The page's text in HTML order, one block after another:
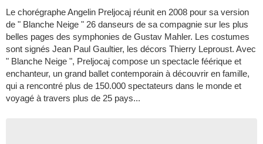
Le chorégraphe Angelin Preljocaj réunit en 2008 pour sa version
de " Blanche Neige " 26 danseurs de sa compagnie sur les plus
belles pages des symphonies de Gustav Mahler. Les costumes
sont signés Jean Paul Gaultier, les décors Thierry Leproust. Avec
" Blanche Neige ", Preljocaj compose un spectacle féérique et
enchanteur, un grand ballet contemporain à découvrir en famille,
qui a rencontré plus de 150.000 spectateurs dans le monde et
voyagé à travers plus de 25 pays...